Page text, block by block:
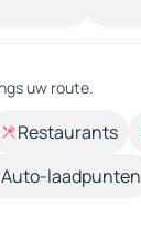
uw route.
Restaurants
Auto-laadpunten